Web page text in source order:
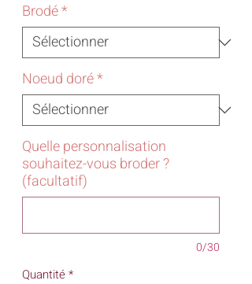
Brodé*
Noeud doré*
Quelle personnalisation
souhaitez-vous broder ?
(facultatif)
0/30
Quantité*